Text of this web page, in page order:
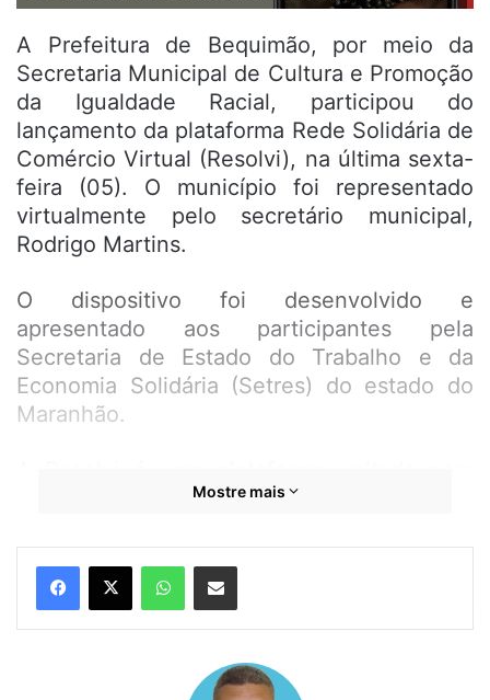
A Prefeitura de Bequimão, por meio da
Secretaria Municipal de Cultura e Promoção
da Igualdade Racial, participou do
lançamento da plataforma Rede Solidária de
Comércio Virtual (Resolvi), na última sexta-
feira (05). O município foi representado
virtualmente pelo secretário municipal,
Rodrigo Martins.
O dispositivo foi desenvolvido e
apresentado aos participantes pela
Secretaria de Estado do Trabalho e da
Economia Solidária (Setres) do estado do
Maranhão.
promover o comércio de pequenos
microempreendedores individuais,
profissionais autônomos e demais
trabalhadores formais e informais.
Mostre mais